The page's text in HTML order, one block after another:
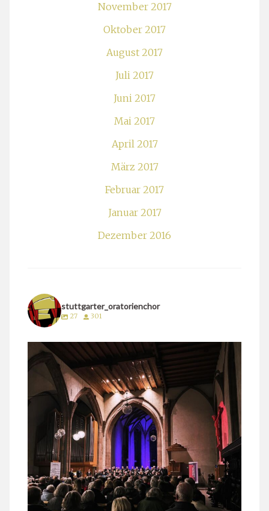
November 2017
Oktober 2017
August 2017
Juli 2017
Juni 2017
Mai 2017
April 2017
März 2017
Februar 2017
Januar 2017
Dezember 2016
stuttgarter_oratorienchor
27 301
stuttgarter_oratorienchor
März 24